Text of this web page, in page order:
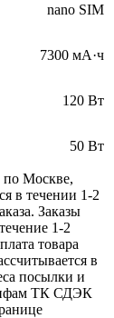
nano SIM
7300 мА·ч
120 Вт
50 Вт
по Москве,
в течении 1-2
Заказы
1-2
товара
в
посылки и
ТК СДЭК